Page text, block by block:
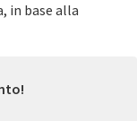
in base alla